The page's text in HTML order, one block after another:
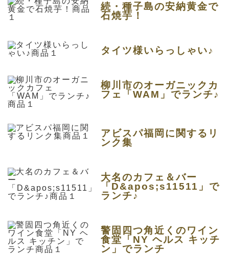
続・種子島の安納黄金で
石焼芋！
タイツ様いらっしゃい♪
柳川市のオーガニックカ
フェ「WAM」でランチ♪
アビスパ福岡に関するリ
ンク集
大名のカフェ＆バー
「D&apos;s11511」で
ランチ♪
警固四つ角近くのワイン
食堂「NY ヘルス キッチ
ン」でランチ